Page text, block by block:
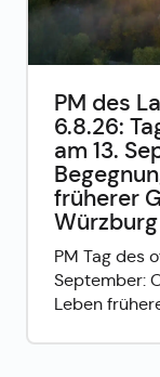
PM des
6.8.26:
am 13.
früherer
Würzburg
PM Tag des
September:
Leben